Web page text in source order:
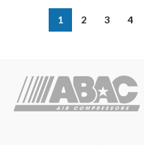
1 2 3 4